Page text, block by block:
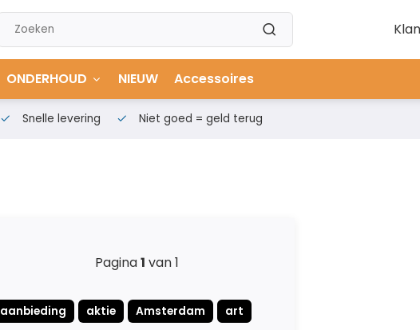
ONDERHOUD NIEUW Accessoires
Snelle levering Niet goed = geld terug
Pagina1 van 1
aanbieding aktie Amsterdam art